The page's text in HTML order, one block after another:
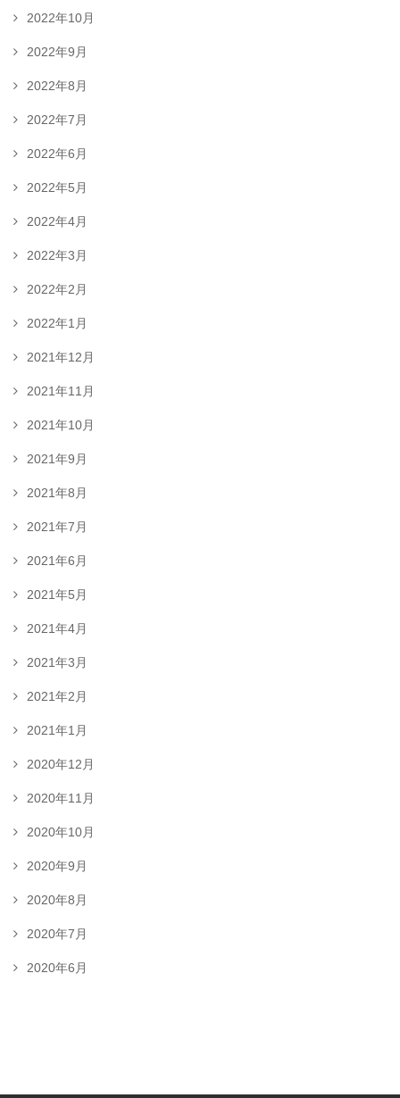
2022年10月
2022年9月
2022年8月
2022年7月
2022年6月
2022年5月
2022年4月
2022年3月
2022年2月
2022年1月
2021年12月
2021年11月
2021年10月
2021年9月
2021年8月
2021年7月
2021年6月
2021年5月
2021年4月
2021年3月
2021年2月
2021年1月
2020年12月
2020年11月
2020年10月
2020年9月
2020年8月
2020年7月
2020年6月